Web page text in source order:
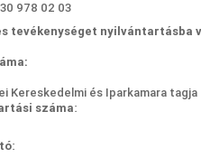
978 02 03
tevékenységet nyilvántartásba
Kereskedelmi és Iparkamara tagja
száma:
: